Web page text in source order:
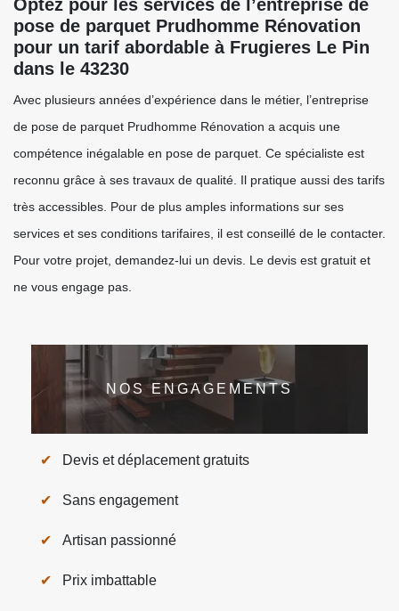
Optez pour les services de l’entreprise de
pose de parquet Prudhomme Rénovation
pour un tarif abordable à Frugieres Le Pin
dans le 43230
Avec plusieurs années d’expérience dans le métier, l’entreprise
de pose de parquet Prudhomme Rénovation a acquis une
compétence inégalable en pose de parquet. Ce spécialiste est
reconnu grâce à ses travaux de qualité. Il pratique aussi des tarifs
très accessibles. Pour de plus amples informations sur ses
services et ses conditions tarifaires, il est conseillé de le contacter.
Pour votre projet, demandez-lui un devis. Le devis est gratuit et
ne vous engage pas.
NOS ENGAGEMENTS
Devis et déplacement gratuits
Sans engagement
Artisan passionné
Prix imbattable